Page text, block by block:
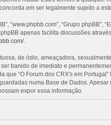
em ser legalmente sujeito a
“www.phpbb.com”, “Grupo phpBB”,
phpBB apenas facilita discussões
.
de ódio, ameaçadora,
banido de imediato e
“O Forum dos CRX's em
numa Base de Dados.
expor essa informação.